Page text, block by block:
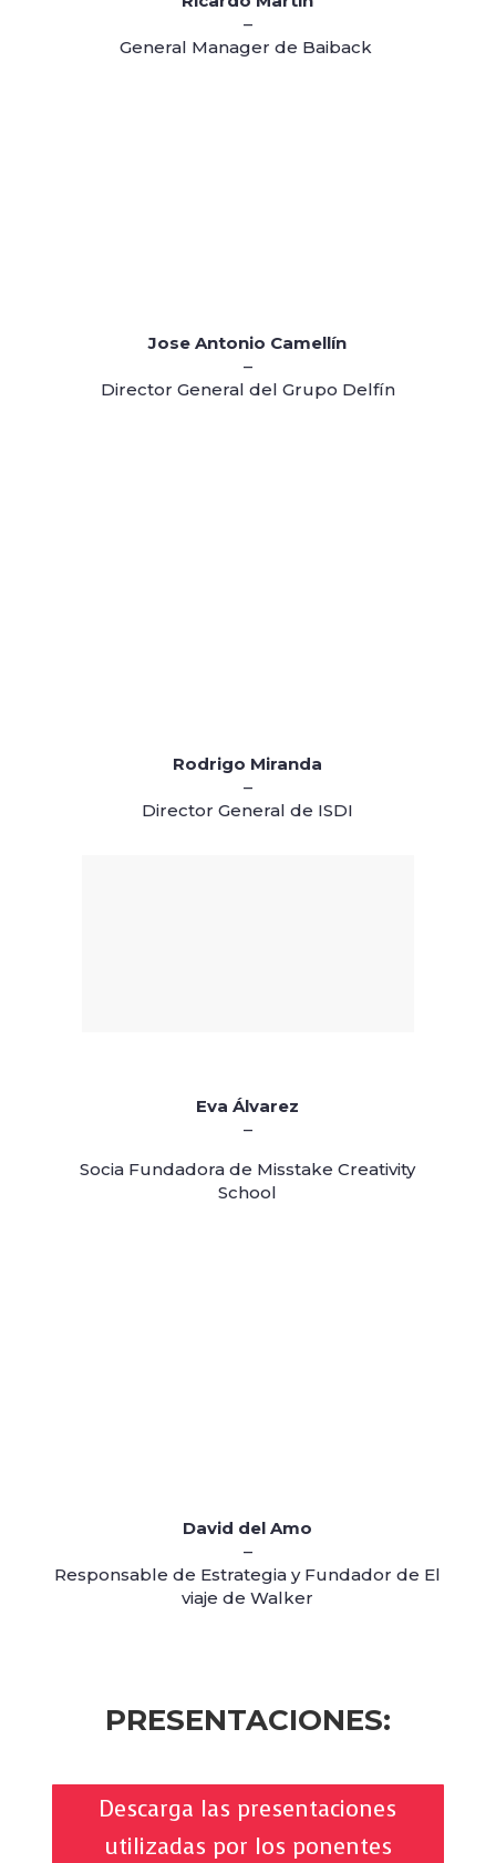
–
General Manager de Baiback
Jose Antonio Camellín
–
Director General del Grupo Delfín
Rodrigo Miranda
–
Director General de ISDI
Eva Álvarez
–
Socia Fundadora de Misstake Creativity
School
David del Amo
–
Responsable de Estrategia y Fundador de El
viaje de Walker
PRESENTACIONES:
Descarga las presentaciones
utilizadas por los ponentes